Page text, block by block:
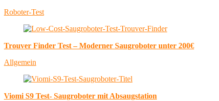
Roboter-Test
Trouver Finder Test – Moderner Saugroboter unter 200€
Allgemein
Viomi S9 Test- Saugroboter mit Absaugstation